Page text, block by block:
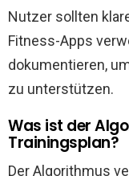
Nutzer sollten
Fitness-Apps
dokumentieren,
zu unterstützen.
Was ist der
Trainingsplan?
Der Algorithmus